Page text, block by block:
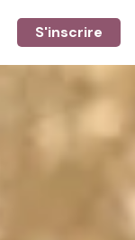
S'inscrire